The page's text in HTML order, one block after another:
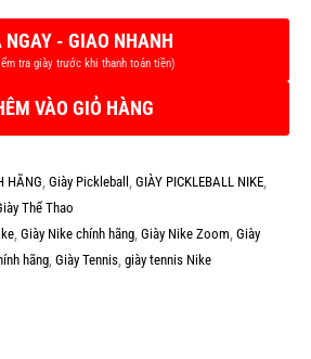
VÀO GIỎ HÀNG
HÃNG, Giày Pickleball , GIÀY PICKLEBALL NIKE,
Thể Thao
, Giày Nike chính hãng, Giày Nike Zoom, Giày
hãng, Giày Tennis, giày tennis Nike